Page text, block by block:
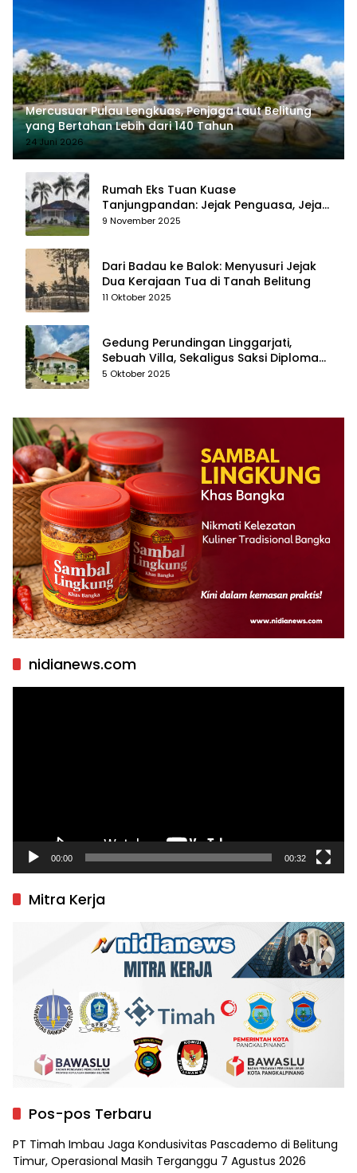
Mercusuar Pulau Lengkuas, Penjaga Laut Belitung
yang Bertahan Lebih dari 140 Tahun
24 Juni 2026
Rumah Eks Tuan Kuase
Tanjungpandan: Jejak Penguasa, Jejak
Kenangan
9 November 2025
Dari Badau ke Balok: Menyusuri Jejak
Dua Kerajaan Tua di Tanah Belitung
11 Oktober 2025
Gedung Perundingan Linggarjati,
Sebuah Villa, Sekaligus Saksi Diplomasi
yang Mengubah Arah Bangsa
5 Oktober 2025
nidianews.com
00:00 00:32
Mitra Kerja
Pos-pos Terbaru
PT Timah Imbau Jaga Kondusivitas Pascademo di Belitung
Timur, Operasional Masih Terganggu 7 Agustus 2026